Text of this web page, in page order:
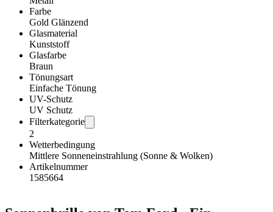
Farbe
Gold Glänzend
Glasmaterial
Kunststoff
Glasfarbe
Braun
Tönungsart
Einfache Tönung
UV-Schutz
UV Schutz
Filterkategorie
2
Wetterbedingung
Mittlere Sonneneinstrahlung (Sonne & Wolken)
Artikelnummer
1585664